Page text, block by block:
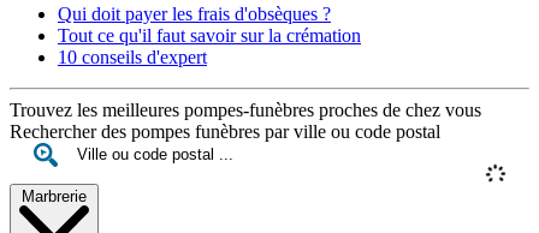
Qui doit payer les frais d'obsèques ?
Tout ce qu'il faut savoir sur la crémation
10 conseils d'expert
Trouvez les meilleures pompes-funèbres proches de chez vous
Rechercher des pompes funèbres par ville ou code postal
Marbrerie